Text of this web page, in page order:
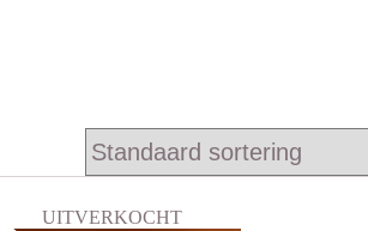
UITVERKOCHT